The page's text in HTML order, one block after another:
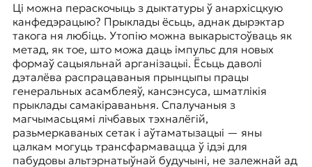
Ці можна пераскочыць з дыктатуры ў анархісцкую
канфедэрацыю? Прыклады ёсьць, аднак дырэктар
такога ня любіць. Утопію можна выкарыстоўваць як
метад, як тое, што можа даць імпульс для новых
формаў сацыяльнай арганізацыі. Ёсьць даволі
дэталёва распрацаваныя прынцыпы працы
генеральных асамблеяў, кансэнсуса, шматлікія
прыклады самакіраваньня. Спалучаныя з
магчымасьцямі лічбавых тэхналёгій,
разьмеркаваных сетак і аўтаматызацыі — яны
цалкам могуць трансфармавацца ў ідэі для
пабудовы альтэрнатыўнай будучыні, не залежнай ад